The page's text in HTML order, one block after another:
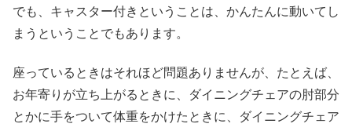
でも、キャスター付きということは、かんたんに動いてし
まうということでもあります。
座っているときはそれほど問題ありませんが、たとえば、
お年寄りが立ち上がるときに、ダイニングチェアの肘部分
とかに手をついて体重をかけたときに、ダイニングチェア